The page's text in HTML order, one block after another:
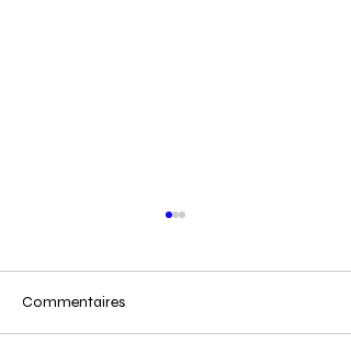
Commentaires